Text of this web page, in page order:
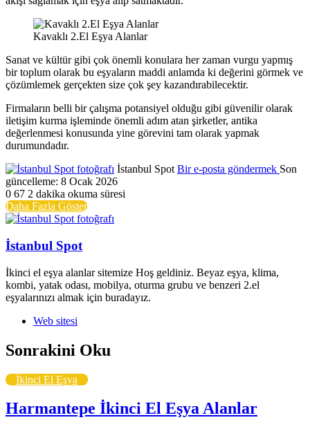
Kavaklı 2.El Eşya Alanlar
Sanat ve kültür gibi çok önemli konulara her zaman vurgu yapmış
bir toplum olarak bu eşyaların maddi anlamda ki değerini görmek ve
çözümlemek gerçekten size çok şey kazandırabilecektir.
Firmaların belli bir çalışma potansiyel olduğu gibi güvenilir olarak
iletişim kurma işleminde önemli adım atan şirketler, antika
değerlenmesi konusunda yine görevini tam olarak yapmak
durumundadır.
İstanbul Spot Bir e-posta göndermek Son
güncelleme: 8 Ocak 2026
0 67 2 dakika okuma süresi
Daha Fazla Göster
İstanbul Spot
İkinci el eşya alanlar sitemize Hoş geldiniz. Beyaz eşya, klima,
kombi, yatak odası, mobilya, oturma grubu ve benzeri 2.el
eşyalarınızı almak için buradayız.
Web sitesi
Sonrakini Oku
İkinci El Eşya
Harmantepe İkinci El Eşya Alanlar